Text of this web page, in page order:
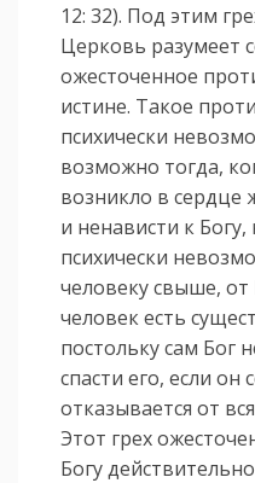
12: 32). Под этим
Церковь разумеет
ожесточенное
истине. Такое
психически
возможно тогда,
возникло в сердце
и ненависти к
психически
человеку свыше, от
человек есть
постольку сам Бог
спасти его, если он
отказывается от
Этот грех
Богу